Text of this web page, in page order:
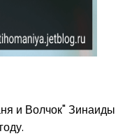
и Волчок" Зинаиды